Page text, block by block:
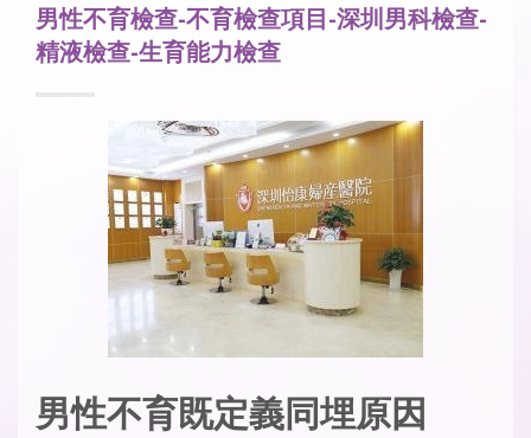
男性不育檢查-不育檢查項目-深圳男科檢查-
精液檢查-生育能力檢查
男性不育既定義同埋原因